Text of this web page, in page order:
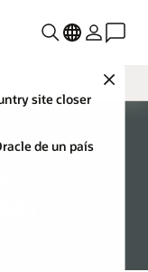
Close
site closer
de un país